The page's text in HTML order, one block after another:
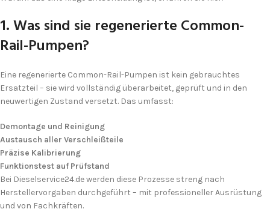
1. Was sind sie regenerierte Common-
Rail-Pumpen?
Eine regenerierte Common-Rail-Pumpen ist kein gebrauchtes
Ersatzteil – sie wird vollständig überarbeitet, geprüft und in den
neuwertigen Zustand versetzt. Das umfasst:
Demontage und Reinigung
Austausch aller Verschleißteile
Präzise Kalibrierung
Funktionstest auf Prüfstand
Bei Dieselservice24.de werden diese Prozesse streng nach
Herstellervorgaben durchgeführt – mit professioneller Ausrüstung
und von Fachkräften.